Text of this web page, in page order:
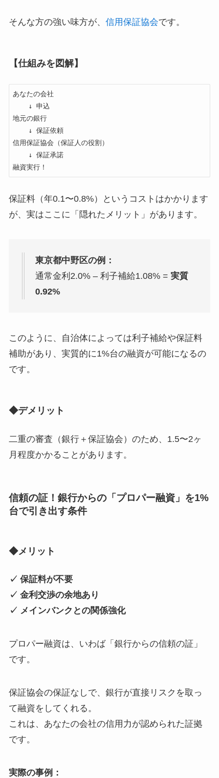
そんな方の強い味方が、 信用保証協会です。
【仕組みを図解】
あなたの会社
地元の銀行
信用保証協会（保証人の役割）
融資実行！
保証料（年0.1〜0.8%）というコストはかかります
が、実はここに「隠れたメリット」があります。
東京都中野区の例：
通常金利2.0% – 利子補給1.08% = 実質
0.92%
このように、自治体によっては利子補給や保証料
補助があり、実質的に1%台の融資が可能になるの
です。
◆デメリット
二重の審査（銀行＋保証協会）のため、1.5〜2ヶ
月程度かかることがあります。
信頼の証！銀行からの「プロパー融資」を1%
台で引き出す条件
◆メリット
✓ 保証料が不要
✓ 金利交渉の余地あり
✓ メインバンクとの関係強化
プロパー融資は、いわば「銀行からの信頼の証」
です。
保証協会の保証なしで、銀行が直接リスクを取っ
て融資をしてくれる。
これは、あなたの会社の信用力が認められた証拠
です。
実際の事例：